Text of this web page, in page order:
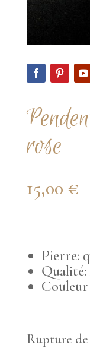
rose
15,00 €
Pierre:
Rupture